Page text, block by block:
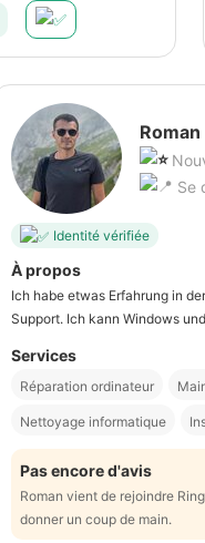
Roman
Se
Identité vérifiée
À propos
Ich habe etwas Erfahrung in
Support. Ich kann Windows
Services
Réparation ordinateur
Nettoyage informatique
Pas encore d'avis
Roman vient de rejoindre
donner un coup de main.